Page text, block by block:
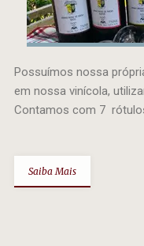
Possuímos nossa
em nossa vinícola,
Contamos com 7
Saiba Mais